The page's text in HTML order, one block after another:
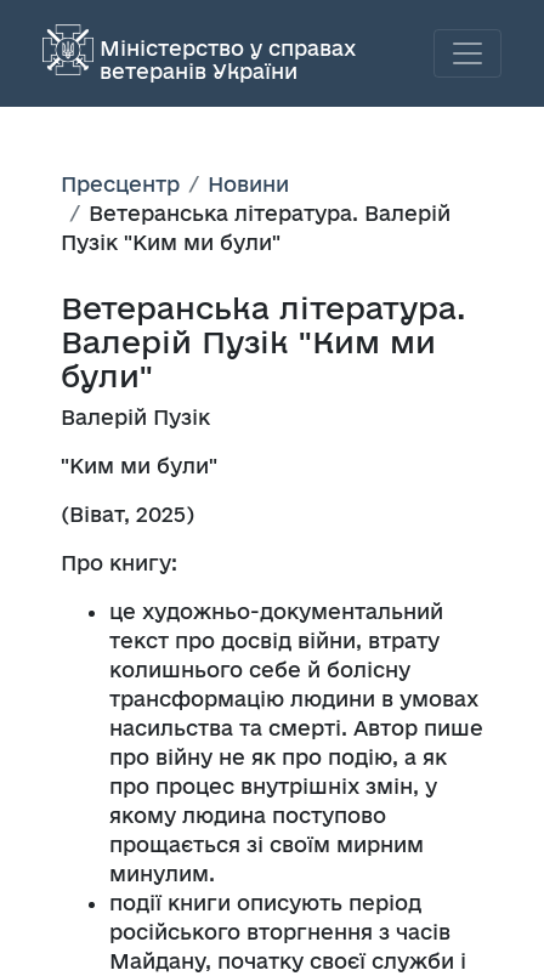
Міністерство у справах
ветеранів України
Пресцентр
Новини
Ветеранська література. Валерій
Пузік "Ким ми були"
Ветеранська література.
Валерій Пузік "Ким ми
були"
Валерій Пузік
"Ким ми були"
(Віват, 2025)
Про книгу:
це художньо-документальний
текст про досвід війни, втрату
колишнього себе й болісну
трансформацію людини в умовах
насильства та смерті. Автор пише
про війну не як про подію, а як
про процес внутрішніх змін, у
якому людина поступово
прощається зі своїм мирним
минулим.
події книги описують період
російського вторгнення з часів
Майдану, початку своєї служби і